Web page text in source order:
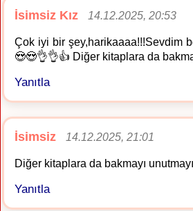
İsimsiz Kız 14.12.2025, 20:53
Çok iyi bir şey,harikaaaa!!!Sevdim
😍😍👌👌👍 Diğer kitaplara da
Yanıtla
İsimsiz 14.12.2025, 21:01
Diğer kitaplara da bakmayı
Yanıtla